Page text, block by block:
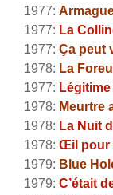
1977:
1977: La
1977: Ça peut
1978: La
1977:
1978: Meurtre
1978: La Nuit
1978: Œil pour
1979: Blue
1979: C’était